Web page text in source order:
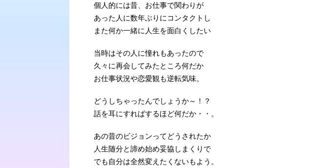
個人的には昔、お仕事で関わりが
あった人に数年ぶりにコンタクトし
また何か一緒に人生を面白くしたい
当時はその人に憧れもあったので
久々に再会してみたところ何だか
お仕事状況や恋愛観も逆転気味。
どうしちゃったんでしょうか～！？
話を耳にすればするほど何だか・・。
あの昔のビジョンってどうされたか
人生随分と諦め始め妥協しまくりで
でも自分は全然変えたくないもよう。